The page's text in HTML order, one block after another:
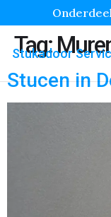
Stukadoor
Tag:
Stucen in